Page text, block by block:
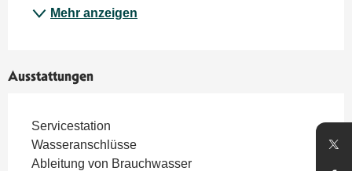
Mehr anzeigen
Ausstattungen
Servicestation
Wasseranschlüsse
Ableitung von Brauchwasser